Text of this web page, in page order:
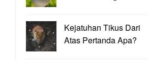
Kejatuhan Tikus Dari
Atas Pertanda Apa?